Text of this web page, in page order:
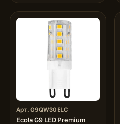
Арт. G9QW30ELC
Ecola G9 LED Premium